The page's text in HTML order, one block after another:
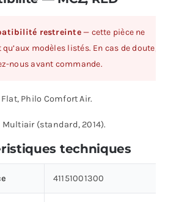
restreinte— cette pièce ne
modèles listés. En cas de doute,
nous avant commande.
Flat, Philo Comfort Air.
Multiair (standard, 2014).
techniques
41151001300